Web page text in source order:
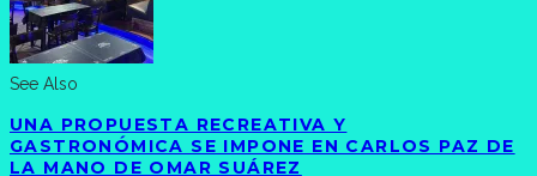
See Also
UNA PROPUESTA RECREATIVA Y
GASTRONÓMICA SE IMPONE EN CARLOS PAZ DE
LA MANO DE OMAR SUÁREZ